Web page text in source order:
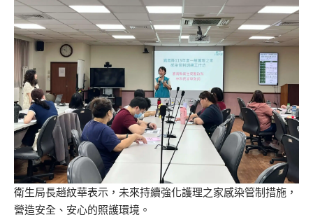
衛生局長趙紋華表示，未來持續強化護理之家感染管制措施，
營造安全、安心的照護環境。